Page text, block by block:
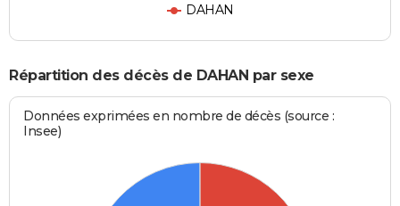
DAHAN
Répartition des décès de DAHAN par sexe
Données exprimées en nombre de décès (source :
Insee)